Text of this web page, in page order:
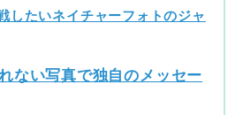
したいネイチャーフォトのジャ
ない写真で独自のメッセー